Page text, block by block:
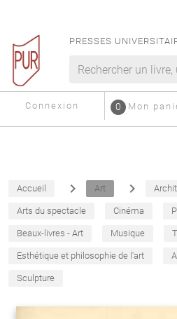
PRESSES
Connexion Mon
0
Accueil navigate_next Art navigate_next
Arts du spectacle Cinéma
Beaux-livres - Art Musique
Esthétique et philosophie de l'art
Sculpture